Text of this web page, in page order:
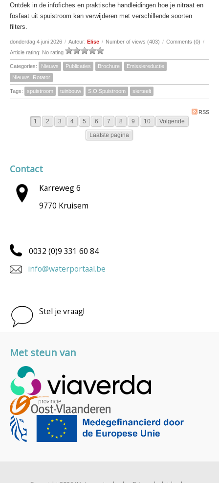
Ontdek in de infofiches en praktische handleidingen hoe je nitraat en
fosfaat uit spuistroom kan verwijderen met verschillende soorten
filters.
donderdag 4 juni 2026 / Auteur: Elise / Number of views (403) / Comments (0) /
Article rating: No rating
Categories: Nieuws Publicaties Brochure
Emissiereductie
Nieuws_Rotator
Tags: spuistroom tuinbouw S.O.Spuistroom sierteelt
RSS
1 2 3 4 5 6 7 8 9 10
Volgende
Laatste pagina
Contact
Karreweg 6
9770 Kruisem
0032 (0)9 331 60 84
info@waterportaal.be
Stel je vraag!
Met steun van